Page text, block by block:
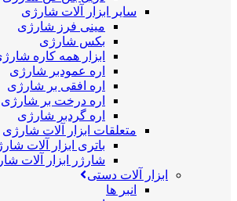
سایر ابزار آلات شارژی
مینی فرز شارژی
بکس شارژی
ابزار همه کاره
اره عمودبر شارژی
اره افقی بر شارژی
اره درخت بر شارژی
اره گردبر شارژی
متعلقات ابزار آلات شارژی
باتری ابزار آلات
شارژر ابزار آلات
ابزار آلات دستی
انبر ها